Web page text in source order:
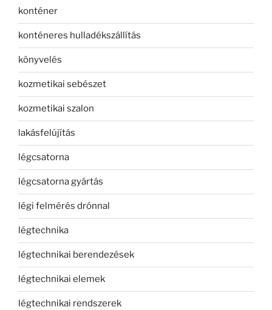
konténer
konténeres hulladékszállítás
könyvelés
kozmetikai sebészet
kozmetikai szalon
lakásfelújítás
légcsatorna
légcsatorna gyártás
légi felmérés drónnal
légtechnika
légtechnikai berendezések
légtechnikai elemek
légtechnikai rendszerek